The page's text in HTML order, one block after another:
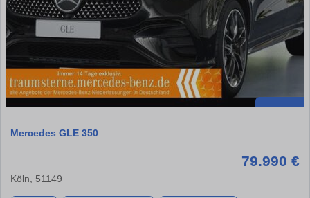
Mercedes GLE 350
79.990 €
Köln, 51149